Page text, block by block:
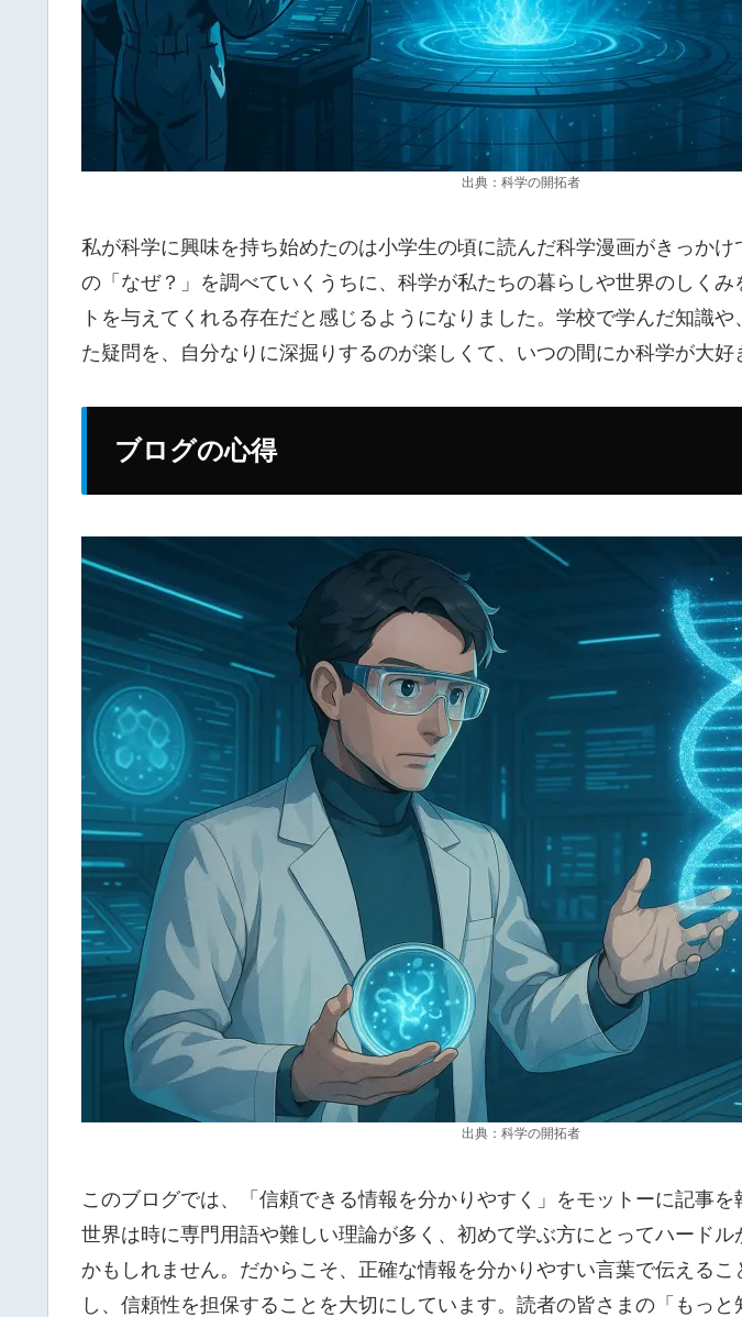
出典：科学の開拓者
私が科学に興味を持ち始めたのは小学生の頃に読んだ科学漫画がきっかけ
の「なぜ？」を調べていくうちに、科学が私たちの暮らしや世界のしく
トを与えてくれる存在だと感じるようになりました。学校で学んだ知識
た疑問を、自分なりに深掘りするのが楽しくて、いつの間にか科学が大好
ブログの心得
出典：科学の開拓者
このブログでは、「信頼できる情報を分かりやすく」をモットーに記事
世界は時に専門用語や難しい理論が多く、初めて学ぶ方にとってハードル
かもしれません。だからこそ、正確な情報を分かりやすい言葉で伝える
し、信頼性を担保することを大切にしています。読者の皆さまの「もっ